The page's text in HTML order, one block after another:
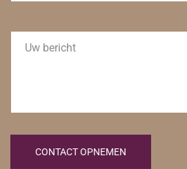
te
laten.